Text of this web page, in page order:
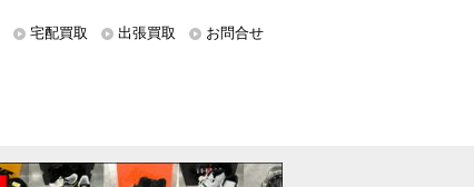
宅配買取 出張買取 お問合せ